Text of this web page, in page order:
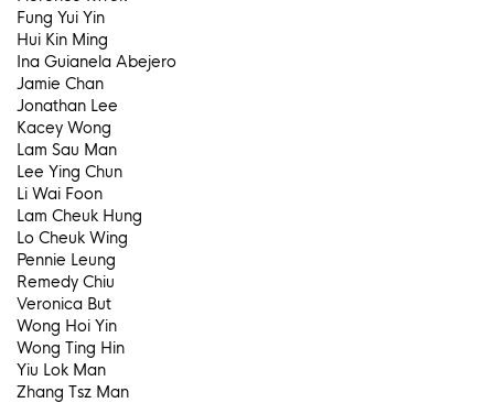
Fung Yui Yin
Hui Kin Ming
Ina Guianela Abejero
Jamie Chan
Jonathan Lee
Kacey Wong
Lam Sau Man
Lee Ying Chun
Li Wai Foon
Lam Cheuk Hung
Lo Cheuk Wing
Pennie Leung
Remedy Chiu
Veronica But
Wong Hoi Yin
Wong Ting Hin
Yiu Lok Man
Zhang Tsz Man